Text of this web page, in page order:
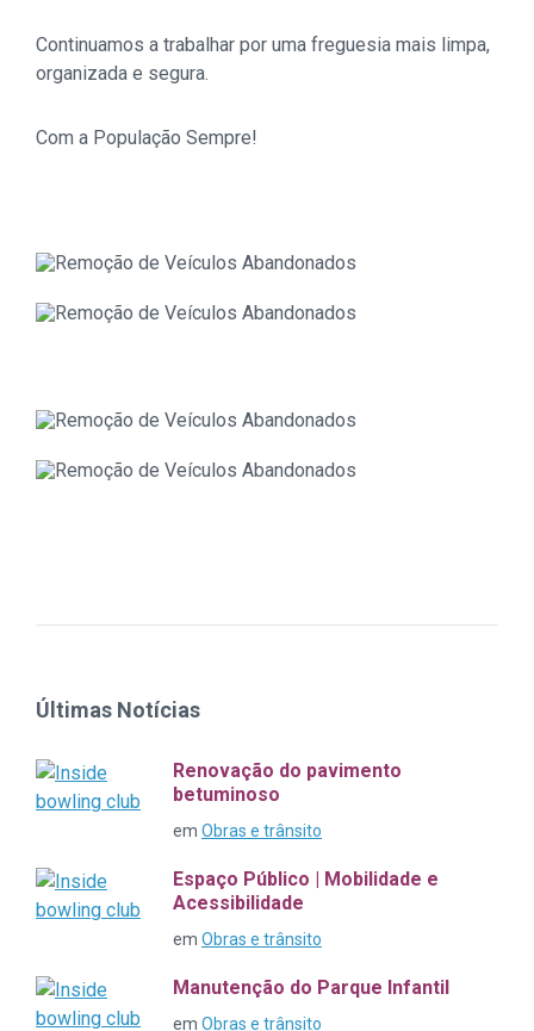
Continuamos a trabalhar por uma freguesia mais limpa,
organizada e segura.
Com a População Sempre!
Últimas Notícias
Renovação do pavimento
betuminoso
em Obras e trânsito
Espaço Público | Mobilidade e
Acessibilidade
em Obras e trânsito
Manutenção do Parque Infantil
em Obras e trânsito